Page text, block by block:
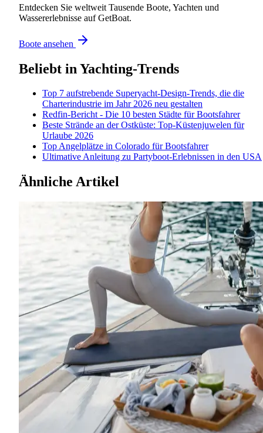
Entdecken Sie weltweit Tausende Boote, Yachten und
Wassererlebnisse auf GetBoat.
Boote ansehen
Beliebt in Yachting-Trends
Top 7 aufstrebende Superyacht-Design-Trends, die die
Charterindustrie im Jahr 2026 neu gestalten
Redfin-Bericht - Die 10 besten Städte für Bootsfahrer
Beste Strände an der Ostküste: Top-Küstenjuwelen für
Urlaube 2026
Top Angelplätze in Colorado für Bootsfahrer
Ultimative Anleitung zu Partyboot-Erlebnissen in den USA
Ähnliche Artikel